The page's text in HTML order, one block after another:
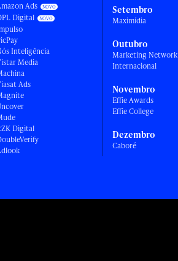
Ads
Digital
Inteligência
Media
Ads
Digital
Setembro
Maximídia
Outubro
Marketing Network
Internacional
Novembro
Effie Awards
Effie College
Dezembro
Caboré